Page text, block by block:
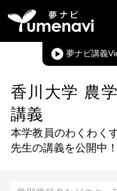
夢ナビ講義
香川大学 農
講義
本学教員のわくわく
先生の講義を公開中！